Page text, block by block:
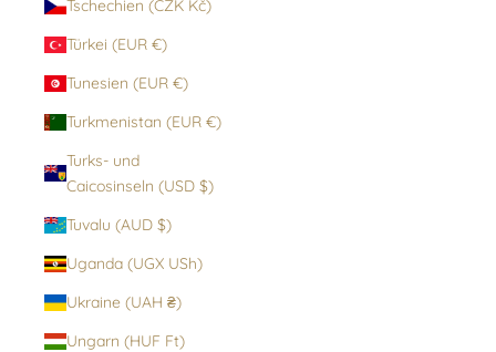
Tschechien (CZK Kč)
Türkei (EUR €)
Tunesien (EUR €)
Turkmenistan (EUR €)
Turks- und
Caicosinseln (USD $)
Tuvalu (AUD $)
Uganda (UGX USh)
Ukraine (UAH ₴)
Ungarn (HUF Ft)